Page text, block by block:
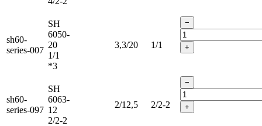
sh60-
series-007
SH
6050-
20
1/1
*3
3,3/20 1/1
−
+
sh60-
series-097
SH
6063-
12
2/2-2
2/12,5 2/2-2
−
+